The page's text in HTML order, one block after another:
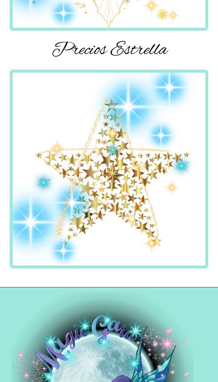
Precios Estrella